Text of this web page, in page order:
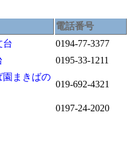
電話番号
台
0194-77-3377
0195-33-1211
園まきばの
019-692-4321
0197-24-2020